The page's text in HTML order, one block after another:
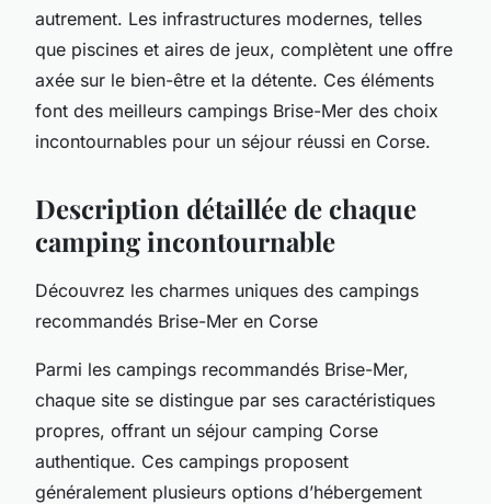
autrement. Les infrastructures modernes, telles
que piscines et aires de jeux, complètent une offre
axée sur le bien-être et la détente. Ces éléments
font des meilleurs campings Brise-Mer des choix
incontournables pour un séjour réussi en Corse.
Description détaillée de chaque
camping incontournable
Découvrez les charmes uniques des campings
recommandés Brise-Mer en Corse
Parmi les campings recommandés Brise-Mer,
chaque site se distingue par ses caractéristiques
propres, offrant un séjour camping Corse
authentique. Ces campings proposent
généralement plusieurs options d’hébergement